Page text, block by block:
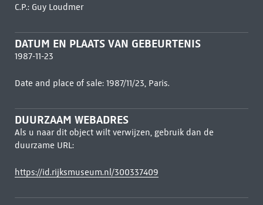
C.P.: Guy Loudmer
DATUM EN PLAATS VAN GEBEURTENIS
1987-11-23
Date and place of sale: 1987/11/23, Paris.
DUURZAAM WEBADRES
Als u naar dit object wilt verwijzen, gebruik dan de
duurzame URL:
https://id.rijksmuseum.nl/300337409